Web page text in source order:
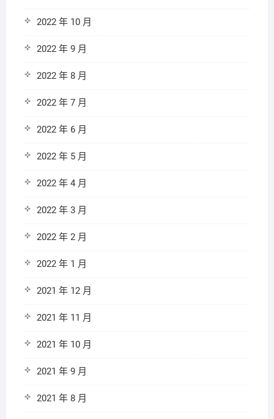
2022 年 10 月
2022 年 9 月
2022 年 8 月
2022 年 7 月
2022 年 6 月
2022 年 5 月
2022 年 4 月
2022 年 3 月
2022 年 2 月
2022 年 1 月
2021 年 12 月
2021 年 11 月
2021 年 10 月
2021 年 9 月
2021 年 8 月